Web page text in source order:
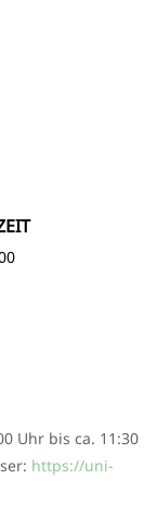
Uhr bis ca. 11:30
https://uni-